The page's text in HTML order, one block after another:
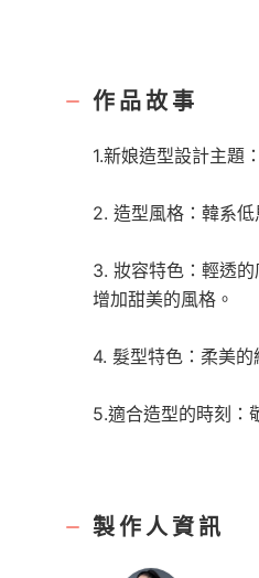
作品故事
1.新娘造型設計主題
2. 造型風格：韓系
3. 妝容特色：輕透
增加甜美的風格。
4. 髮型特色：柔美
5.適合造型的時刻：
製作人資訊